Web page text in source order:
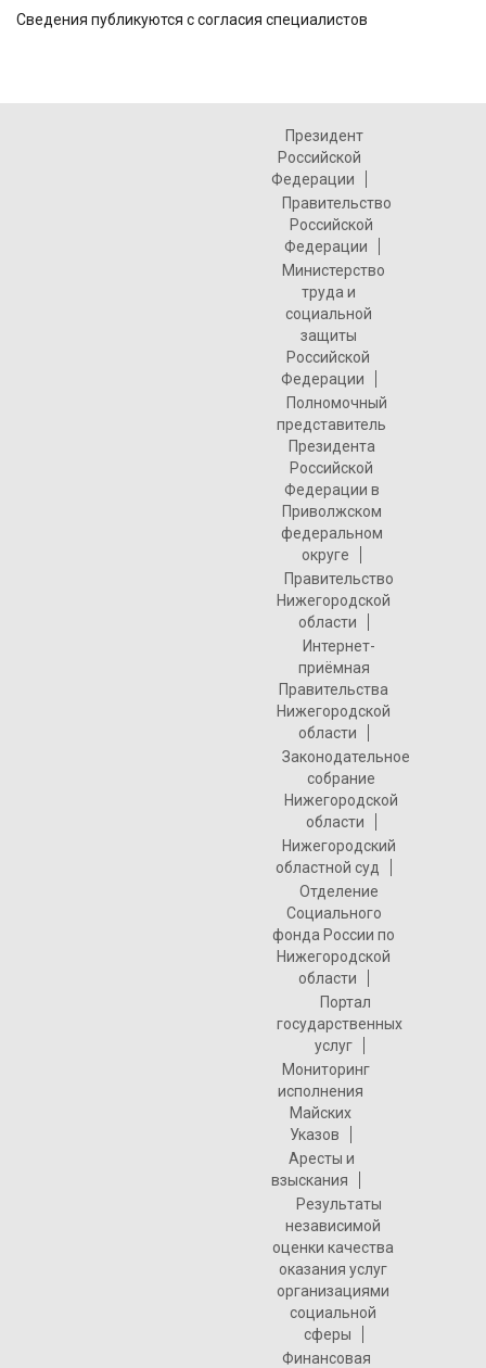
Сведения публикуются с согласия специалистов
Президент
Российской
Федерации
Правительство
Российской
Федерации
Министерство
труда и
социальной
защиты
Российской
Федерации
Полномочный
представитель
Президента
Российской
Федерации в
Приволжском
федеральном
округе
Правительство
Нижегородской
области
Интернет-
приёмная
Правительства
Нижегородской
области
Законодательное
собрание
Нижегородской
области
Нижегородский
областной суд
Отделение
Социального
фонда России по
Нижегородской
области
Портал
государственных
услуг
Мониторинг
исполнения
Майских
Указов
Аресты и
взыскания
Результаты
независимой
оценки качества
оказания услуг
организациями
социальной
сферы
Финансовая